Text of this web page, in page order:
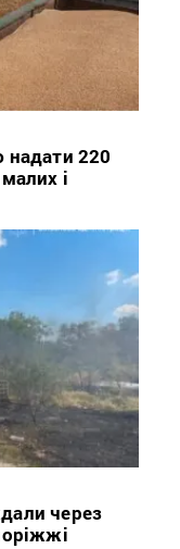
надати 220
і
через